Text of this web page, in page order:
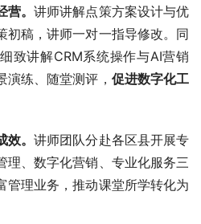
营。讲师讲解点策方案设计与优
初稿，讲师一对一指导修改。同
致讲解CRM系统操作与AI营销
练、随堂测评， 促进数字化工
效。讲师团队分赴各区县开展专
理、数字化营销、专业化服务三
管理业务，推动课堂所学转化为